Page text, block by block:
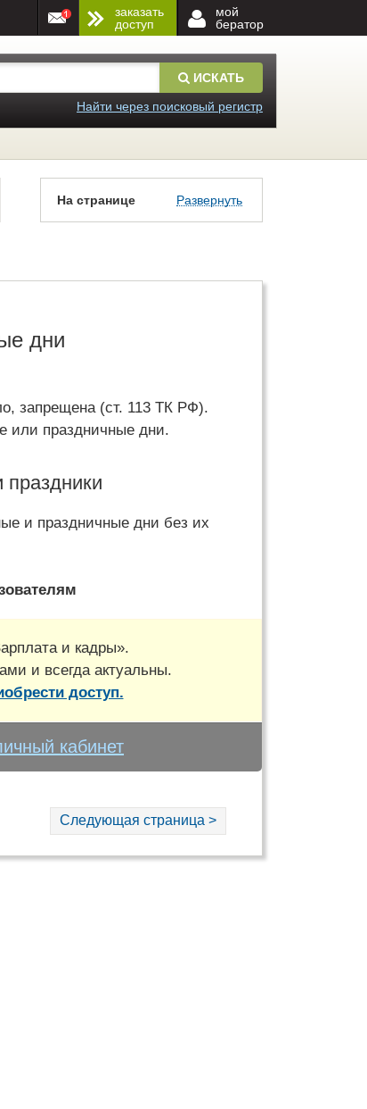
заказать
доступ
мой
бератор
ИСКАТЬ
Найти через поисковый регистр
На странице Развернуть
дни
запрещена (ст. 113 ТК РФ).
или праздничные дни.
праздники
и праздничные дни без их
и кадры».
и всегда актуальны.
доступ.
кабинет
Следующая страница >